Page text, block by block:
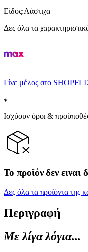
Είδος:Λάστιχα
Δες όλα τα
Γίνε μέλος στο
Ισχύουν όροι &
Το προϊόν δεν ειναι
Δες όλα τα προϊόντα της
Περιγραφή
Με λίγα λόγια...